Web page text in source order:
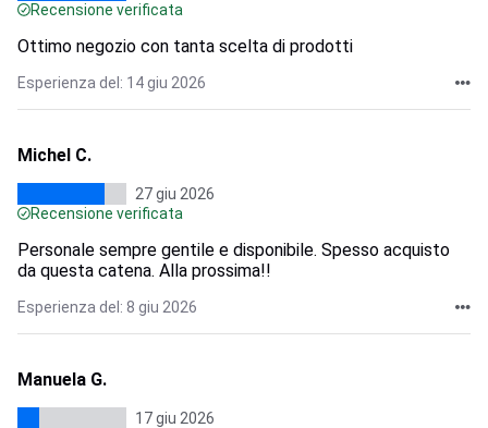
Recensione verificata
Ottimo negozio con tanta scelta di prodotti
Esperienza del: 14 giu 2026
Michel C.
27 giu 2026
Recensione verificata
Personale sempre gentile e disponibile. Spesso acquisto
da questa catena. Alla prossima!!
Esperienza del: 8 giu 2026
Manuela G.
17 giu 2026